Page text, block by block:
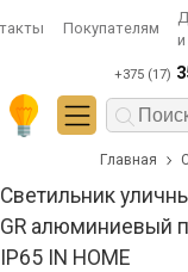
Покупателям
+375 (17)
Главная
Светильник
GR алюминиевый
IP65 IN HOME